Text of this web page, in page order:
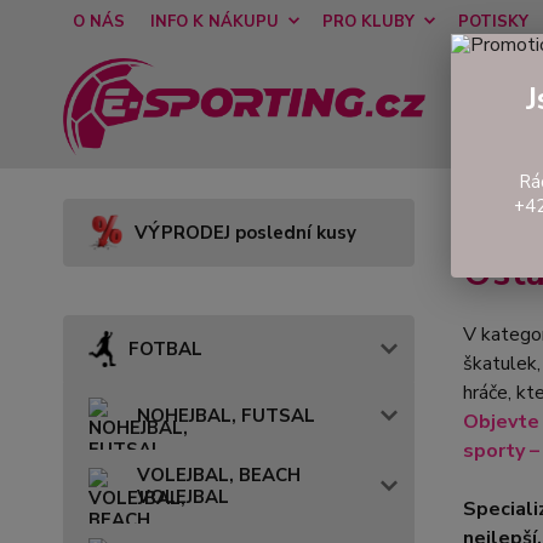
O NÁS INFO K NÁKUPU PRO KLUBY POTISKY
VÝPRODEJ poslední kusy
FOTBAL
NOHEJBAL, FUTSAL
VOLEJBAL, BEACH
VOLEJBAL
V
hráče,
Objevte
sporty